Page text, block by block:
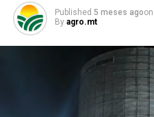
Published 5 meses agoon
By agro.mt